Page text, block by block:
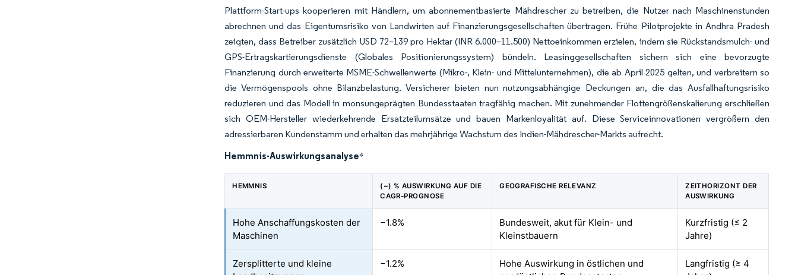
Plattform-Start-ups kooperieren mit Händlern, um abonnementbasierte Mähdrescher zu betreiben, die Nutzer nach Maschinenstunden
abrechnen und das Eigentumsrisiko von Landwirten auf Finanzierungsgesellschaften übertragen. Frühe Pilotprojekte in Andhra Pradesh
zeigten, dass Betreiber zusätzlich USD 72–139 pro Hektar (INR 6.000–11.500) Nettoeinkommen erzielen, indem sie Rückstandsmulch- und
GPS-Ertragskartierungsdienste (Globales Positionierungssystem) bündeln. Leasinggesellschaften sichern sich eine bevorzugte
Finanzierung durch erweiterte MSME-Schwellenwerte (Mikro-, Klein- und Mittelunternehmen), die ab April 2025 gelten, und verbreitern so
die Vermögenspools ohne Bilanzbelastung. Versicherer bieten nun nutzungsabhängige Deckungen an, die das Ausfallhaftungsrisiko
reduzieren und das Modell in monsungeprägten Bundesstaaten tragfähig machen. Mit zunehmender Flottengrößenskalierung erschließen
sich OEM-Hersteller wiederkehrende Ersatzteilumsätze und bauen Markenloyalität auf. Diese Serviceinnovationen vergrößern den
adressierbaren Kundenstamm und erhalten das mehrjährige Wachstum des Indien-Mähdrescher-Markts aufrecht.
Hemmnis-Auswirkungsanalyse*
HEMMNIS
(~) % AUSWIRKUNG AUF DIE
CAGR-PROGNOSE
GEOGRAFISCHE RELEVANZ
ZEITHORIZONT DER
AUSWIRKUNG
Hohe Anschaffungskosten der
Maschinen
−1.8%
Bundesweit, akut für Klein- und
Kleinstbauern
Kurzfristig (≤ 2
Jahre)
Zersplitterte und kleine
−1.2%
Hohe Auswirkung in östlichen und
Langfristig (≥ 4